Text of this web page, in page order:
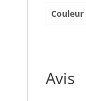
Couleur
Avis